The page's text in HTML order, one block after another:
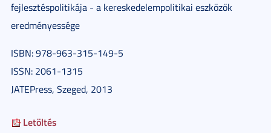
fejlesztéspolitikája - a kereskedelempolitikai eszközök
eredményessége
ISBN: 978-963-315-149-5
ISSN: 2061-1315
JATEPress, Szeged, 2013
Letöltés